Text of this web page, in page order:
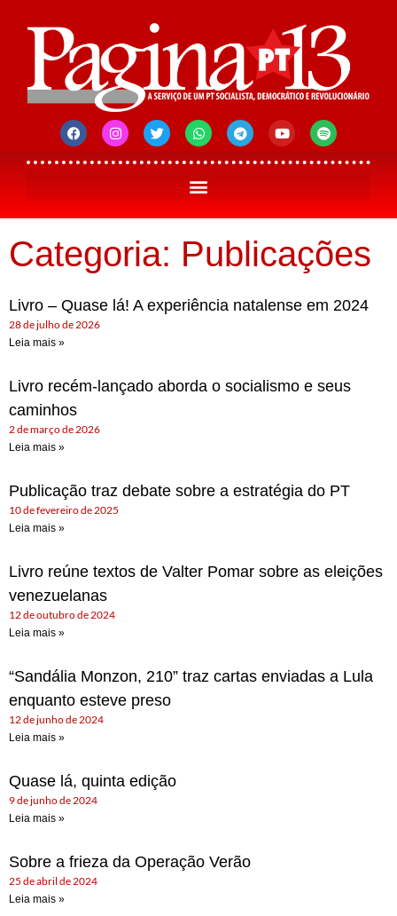
Categoria: Publicações
Livro – Quase lá! A experiência natalense em 2024
28 de julho de 2026
Leia mais »
Livro recém-lançado aborda o socialismo e seus
caminhos
2 de março de 2026
Leia mais »
Publicação traz debate sobre a estratégia do PT
10 de fevereiro de 2025
Leia mais »
Livro reúne textos de Valter Pomar sobre as eleições
venezuelanas
12 de outubro de 2024
Leia mais »
“Sandália Monzon, 210” traz cartas enviadas a Lula
enquanto esteve preso
12 de junho de 2024
Leia mais »
Quase lá, quinta edição
9 de junho de 2024
Leia mais »
Sobre a frieza da Operação Verão
25 de abril de 2024
Leia mais »